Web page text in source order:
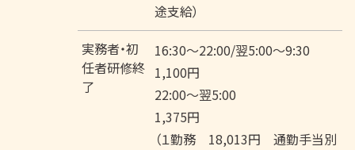
途支給）
実務者・初
任者研修終
了
16:30～22:00/翌5:00～9:30
1,100円
22:00～翌5:00
1,375円
（１勤務 18,013円 通勤手当別